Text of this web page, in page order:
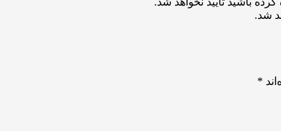
شد.
*